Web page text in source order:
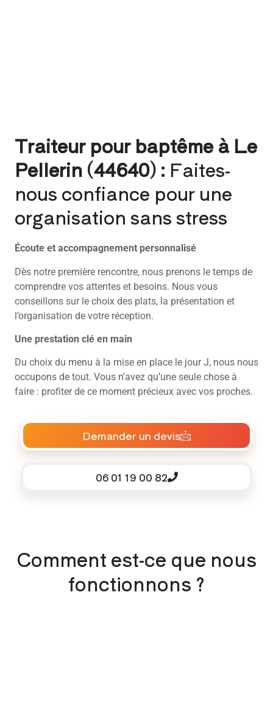
Traiteur pour baptême à Le
Pellerin (44640) : Faites-
nous confiance pour une
organisation sans stress
Écoute et accompagnement personnalisé
Dès notre première rencontre, nous prenons le temps de
comprendre vos attentes et besoins. Nous vous
conseillons sur le choix des plats, la présentation et
l’organisation de votre réception.
Une prestation clé en main
Du choix du menu à la mise en place le jour J, nous nous
occupons de tout. Vous n’avez qu’une seule chose à
faire : profiter de ce moment précieux avec vos proches.
Demander un devis
06 01 19 00 82
Comment est-ce que nous
fonctionnons ?